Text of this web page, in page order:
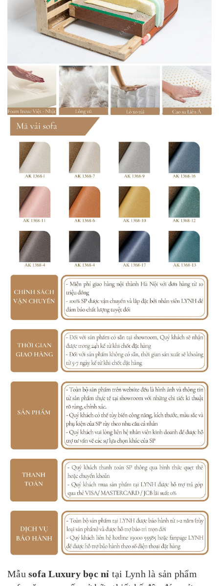
Mẫu sofa Luxury bọc nỉ tại Lynh là sản phẩm